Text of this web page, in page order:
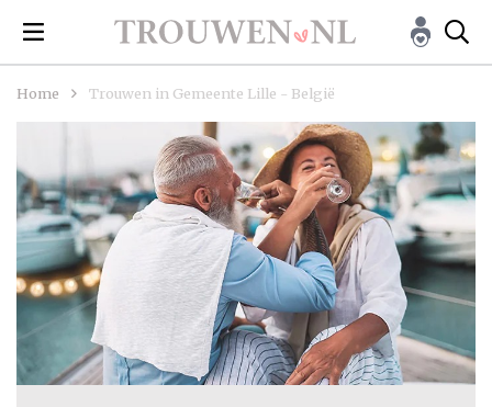
Home Trouwen in Gemeente Lille - België